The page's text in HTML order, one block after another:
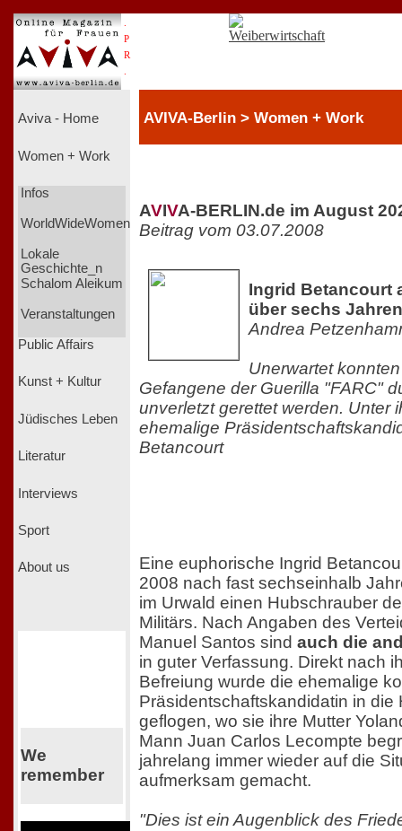
P
R
Aviva - Home
Women + Work
Infos
WorldWideWomen
Lokale
Geschichte_n
Schalom Aleikum
Veranstaltungen
Public Affairs
Kunst + Kultur
Jüdisches Leben
Literatur
Interviews
Sport
About us
We
remember
AVIVA-Berlin > Women + Work
AVIVA-BERLIN.de im August
Beitrag vom 03.07.2008
Ingrid Betancourt
über sechs
Andrea
Unerwartet
Gefangene der Guerilla "FARC"
unverletzt gerettet werden. Unter
ehemalige
Betancourt
Eine euphorische Ingrid
2008 nach fast sechseinhalb
im Urwald einen Hubschrauber
Militärs. Nach Angaben des
Manuel Santos sind auch die
in guter Verfassung. Direkt nach
Befreiung wurde die ehemalige
Präsidentschaftskandidatin in die
geflogen, wo sie ihre Mutter
Mann Juan Carlos Lecompte
jahrelang immer wieder auf die
aufmerksam gemacht.
"Dies ist ein Augenblick des